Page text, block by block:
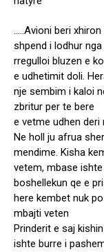
…..Avioni beri
shpend i lodhur
rregulloi bluzen e
e udhetimit doli.
nje sembim i kaloi
zbritur per te bere
e vetme udhen deri
Ne holl ju afrua
mendime. Kisha
vetem, mbase
boshellekun qe e
here kembet nuk
mbajti veten
Prinderit e saj
ishte burre i